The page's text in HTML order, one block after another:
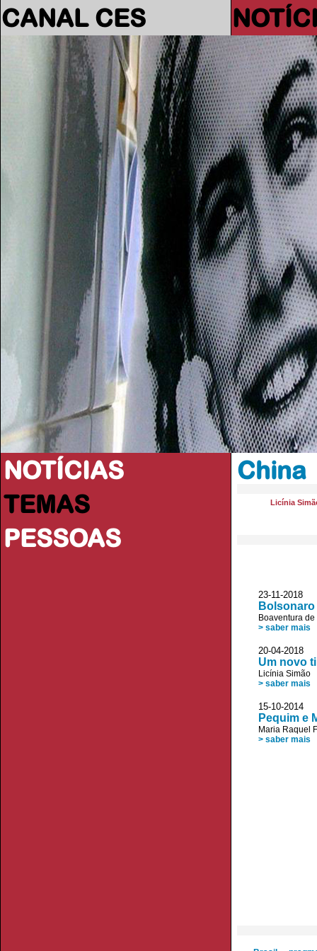
CANAL CES
NOTÍCIAS
TEMAS
PESSOAS
China
Licínia
23-11-
Boaventura
> saber mais
20-04-2018
Um novo
Licínia Simão
> saber mais
15-10-
Pequim e
Maria Raquel
> saber mais